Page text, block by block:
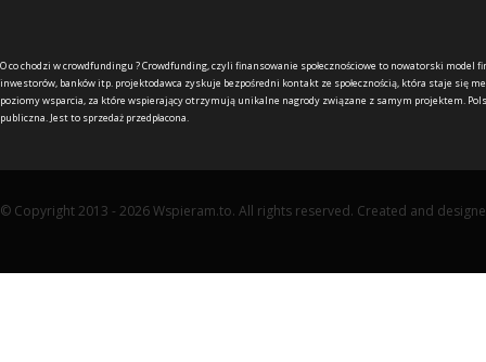
O co chodzi w crowdfundingu ?Crowdfunding, czyli finansowanie społecznościowe to nowatorski model
inwestorów, banków itp. projektodawca zyskuje bezpośredni kontakt ze społecznością, która staje się
poziomy wsparcia, za które wspierający otrzymują unikalne nagrody związane z samym projektem.
publiczna. Jest to sprzedaż przedpłacona.
© Copyright 2013 - 2026 Wspieram.to. All rights reserved. Created and